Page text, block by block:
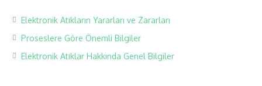
Elektronik Atıkların Yararları ve Zararları
Proseslere Göre Önemli Bilgiler
Elektronik Atıklar Hakkında Genel Bilgiler